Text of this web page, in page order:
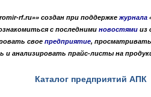
rf.ru»» создан при поддержке журнала
с последними новостями из
свое предприятие,
и анализировать прайс-листы на
Каталог предприятий АПК